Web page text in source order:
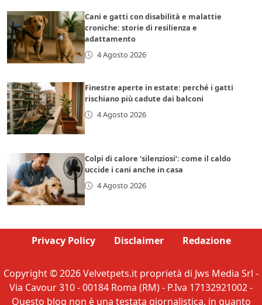
Cani e gatti con disabilità e malattie
croniche: storie di resilienza e
adattamento
4 Agosto 2026
Finestre aperte in estate: perché i gatti
rischiano più cadute dai balconi
4 Agosto 2026
Colpi di calore ‘silenziosi’: come il caldo
uccide i cani anche in casa
4 Agosto 2026
Privacy Policy Disclaimer Redazione
Copyright © 2026 Velvetpets.it proprietà di Jws Media Srl -
Via Cavour 310 - 00184 Roma (RM) - P.Iva 17132921002 -
Questo blog non è una testata giornalistica, in quanto